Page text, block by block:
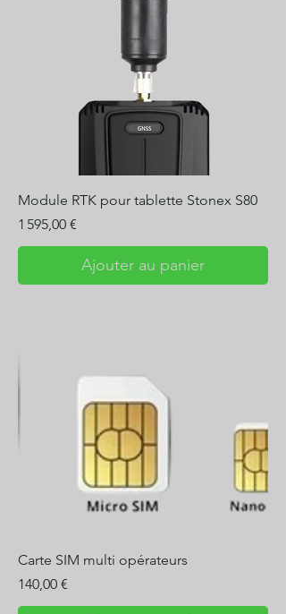
Module RTK pour tablette Stonex S80
Prix
1 595,00 €
Ajouter au panier
Carte SIM multi opérateurs
Prix
140,00 €